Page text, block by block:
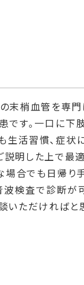
末梢血管を専門
す。一口に下
生活習慣、症状
説明した上で最
場合でも日帰り
検査で診断が
いただければと